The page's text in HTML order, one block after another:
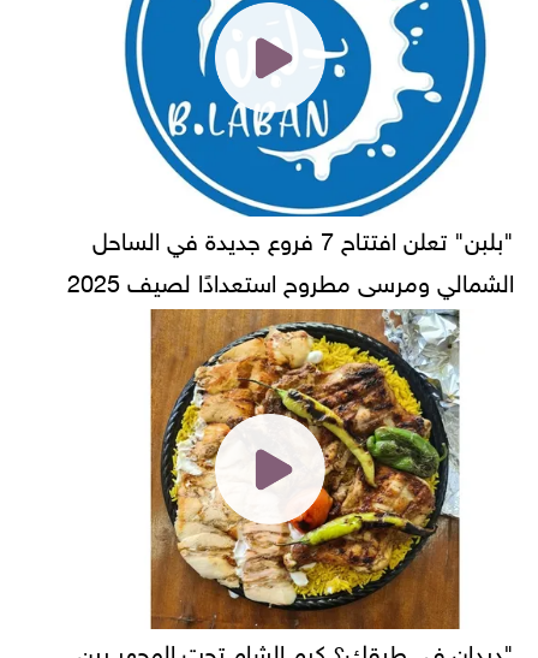
"بلبن" تعلن افتتاح 7 فروع جديدة في الساحل
الشمالي ومرسى مطروح استعدادًا لصيف 2025
"ديدان في طبقك؟ كرم الشام تحت المجهر بين